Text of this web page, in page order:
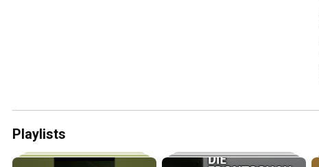
Playlists